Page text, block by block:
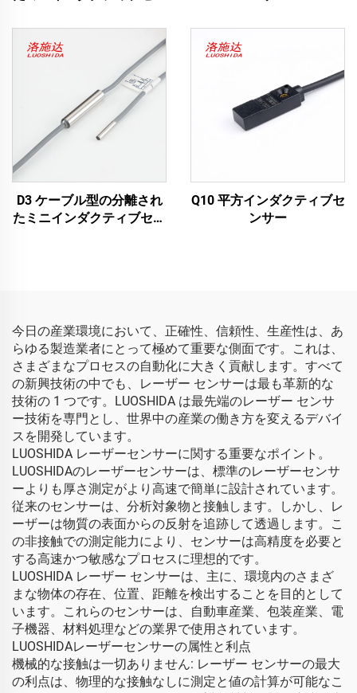
D3 ケーブル型の分離され
たミニインダクティブセン
Q10 平方インダクティブセ
ンサー
今日の産業環境において、正確性、信頼性、生産性は、あ
らゆる製造業者にとって極めて重要な側面です。これは、
さまざまなプロセスの自動化に大きく貢献します。すべて
の新興技術の中でも、レーザー センサーは最も革新的な
技術の 1 つです。LUOSHIDA は最先端のレーザー センサ
ー技術を専門とし、世界中の産業の働き方を変えるデバイ
スを開発しています。
LUOSHIDA レーザーセンサーに関する重要なポイント。
LUOSHIDAのレーザーセンサーは、標準のレーザーセンサ
ーよりも厚さ測定がより高速で簡単に設計されています。
従来のセンサーは、分析対象物と接触します。しかし、レ
ーザーは物質の表面からの反射を追跡して透過します。こ
の非接触での測定能力により、センサーは高精度を必要と
する高速かつ敏感なプロセスに理想的です。
LUOSHIDA レーザー センサーは、主に、環境内のさまざ
まな物体の存在、位置、距離を検出することを目的として
います。これらのセンサーは、自動車産業、包装産業、電
子機器、材料処理などの業界で使用されています。
LUOSHIDAレーザーセンサーの属性と利点
機械的な接触は一切ありません: レーザー センサーの最大
の利点は、物理的な接触なしに測定と値の計算が可能なこ